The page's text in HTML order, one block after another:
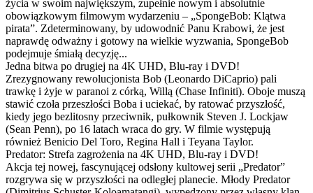
życia w swoim największym, zupełnie nowym i absolutnie
obowiązkowym filmowym wydarzeniu – „SpongeBob: Klątwa
pirata”. Zdeterminowany, by udowodnić Panu Krabowi, że jest
naprawdę odważny i gotowy na wielkie wyzwania, SpongeBob
podejmuje śmiałą decyzję...
Jedna bitwa po drugiej na 4K UHD, Blu-ray i DVD!
Zrezygnowany rewolucjonista Bob (Leonardo DiCaprio) pali
trawkę i żyje w paranoi z córką, Willą (Chase Infiniti). Oboje muszą
stawić czoła przeszłości Boba i uciekać, by ratować przyszłość,
kiedy jego bezlitosny przeciwnik, pułkownik Steven J. Lockjaw
(Sean Penn), po 16 latach wraca do gry. W filmie występują
również Benicio Del Toro, Regina Hall i Teyana Taylor.
Predator: Strefa zagrożenia na 4K UHD, Blu-ray i DVD!
Akcja tej nowej, fascynującej odsłony kultowej serii „Predator”
rozgrywa się w przyszłości na odległej planecie. Młody Predator